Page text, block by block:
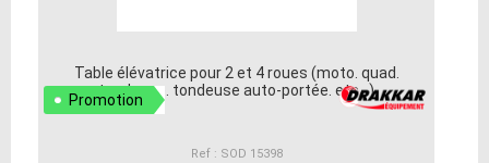
Table élévatrice pour 2 et 4 roues (moto. quad.
tondeuse. tondeuse auto-portée. etc...)
Promotion
Ref : SOD 15398